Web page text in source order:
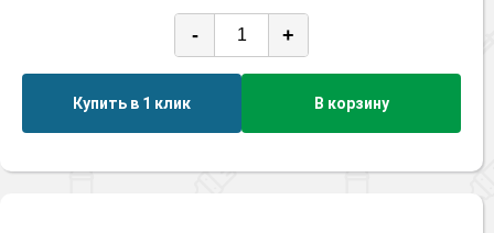
- +
Купить в 1 клик В корзину